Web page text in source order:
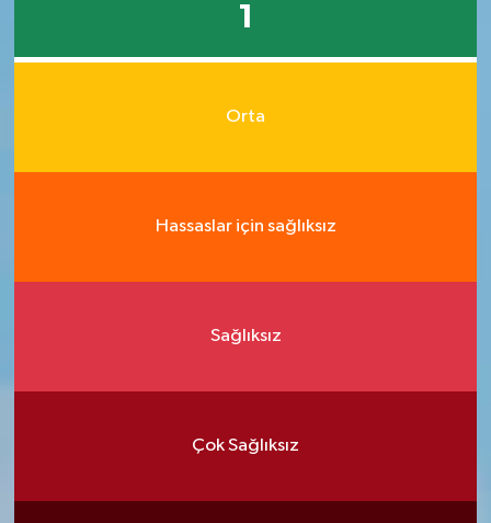
1
Orta
Hassaslar için sağlıksız
Sağlıksız
Çok Sağlıksız